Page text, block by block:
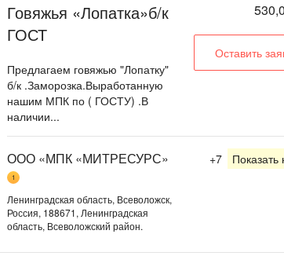
Говяжья «Лопатка»б/к
ГОСТ
Предлагаем говяжью "Лопатку"
б/к .Заморозка.Выработанную
нашим МПК по ( ГОСТУ) .В
наличии...
Оставить
ООО «МПК «МИТРЕСУРС»
1
Ленинградская область, Всеволожск,
Россия, 188671, Ленинградская
область, Всеволожский район.
+7